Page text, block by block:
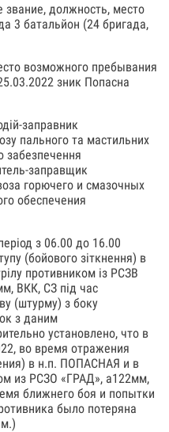
звание, должность, место
3 батальйон (24 бригада,
возможного пребывания
зник Попасна
заправник
пального та мастильних
забезпечення
заправщик
горючего и смазочных
обеспечения
з 06.00 до 16.00
(бойового зіткнення) в
противником із РСЗВ
ВКК, СЗ під час
(штурму) з боку
з даним
установлено, что в
во время отражения
в н.п. ПОПАСНАЯ и в
из РСЗО «ГРАД», а122мм,
ближнего боя и попытки
было потеряна